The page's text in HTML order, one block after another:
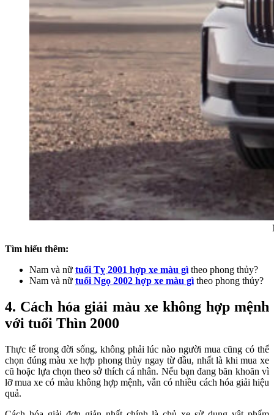
Tìm hiểu thêm:
Nam và nữ tuổi Tỵ 2001 hợp xe màu gì theo phong thủy?
Nam và nữ tuổi Ngọ 2002 hợp xe màu gì theo phong thủy?
4. Cách hóa giải màu xe không hợp mệnh
với tuổi Thìn 2000
Thực tế trong đời sống, không phải lúc nào người mua cũng có thể
chọn đúng màu xe hợp phong thủy ngay từ đầu, nhất là khi mua xe
cũ hoặc lựa chọn theo sở thích cá nhân. Nếu bạn đang băn khoăn vì
lỡ mua xe có màu không hợp mệnh, vẫn có nhiều cách hóa giải hiệu
quả.